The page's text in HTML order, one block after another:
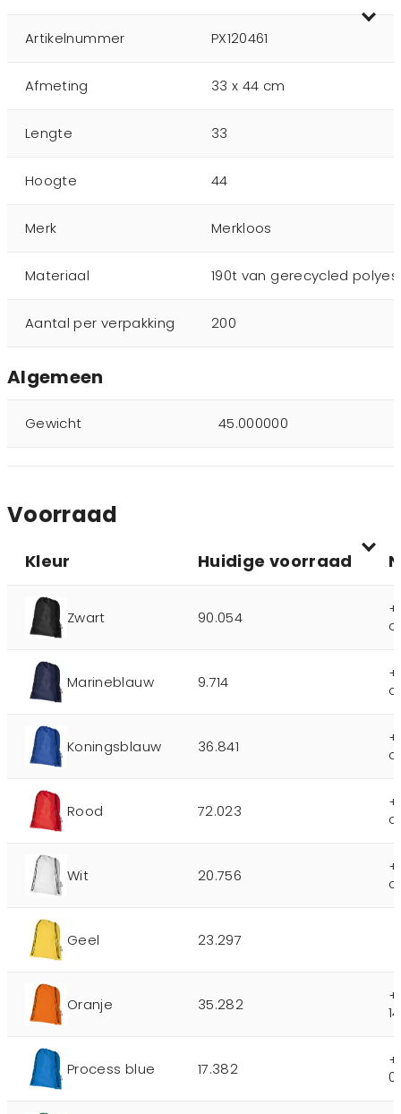
Artikelnummer PX120461
Afmeting 33 x 44 cm
Lengte 33
Hoogte 44
Merk Merkloos
Materiaal 190t van gerecycled
Aantal per verpakking 200
Algemeen
Gewicht 45.000000
Voorraad
Kleur Huidige voorraad
Zwart 90.054
Marineblauw 9.714
Koningsblauw 36.841
Rood 72.023
Wit 20.756
Geel 23.297
Oranje 35.282
Process blue 17.382
+